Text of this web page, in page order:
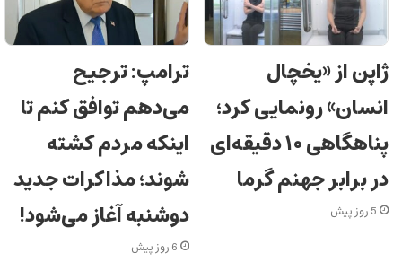
ژاپن از «یخچال
انسان» رونمایی کرد؛
پناهگاهی ۱۰ دقیقه‌ای
در برابر جهنم گرما
5 روز پیش
ترامپ: ترجیح
می‌دهم توافق کنم تا
اینکه مردم کشته
شوند؛ مذاکرات جدید
دوشنبه آغاز می‌شود!
6 روز پیش